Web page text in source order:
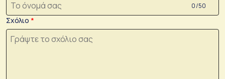
0 /50
Σχόλιο